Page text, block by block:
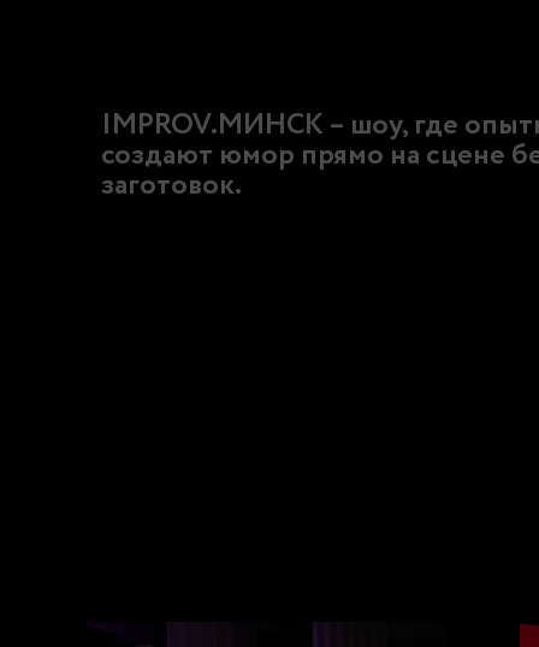
IMPROV.МИНСК – шоу, где
создают юмор прямо на сцене
заготовок.